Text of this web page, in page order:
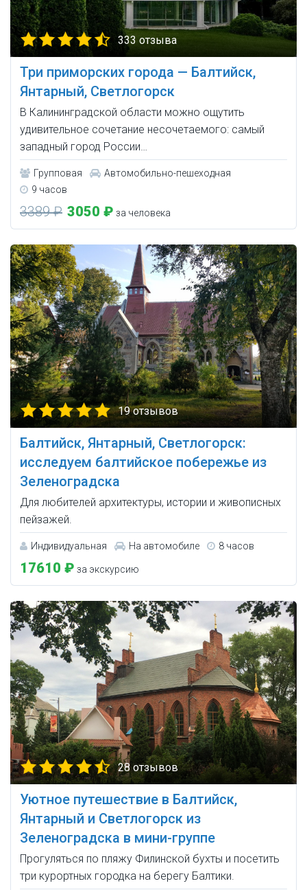
333 отзыва
Три приморских города — Балтийск,
Янтарный, Светлогорск
В Калининградской области можно ощутить
удивительное сочетание несочетаемого: самый
западный город России…
Групповая
Автомобильно-пешеходная
9 часов
3389 ₽ 3050 ₽ за человека
19 отзывов
Балтийск, Янтарный, Светлогорск:
исследуем балтийское побережье из
Зеленоградска
Для любителей архитектуры, истории и живописных
пейзажей.
Индивидуальная На автомобиле 8 часов
17610 ₽ за экскурсию
28 отзывов
Уютное путешествие в Балтийск,
Янтарный и Светлогорск из
Зеленоградска в мини-группе
Прогуляться по пляжу Филинской бухты и посетить
три курортных городка на берегу Балтики.